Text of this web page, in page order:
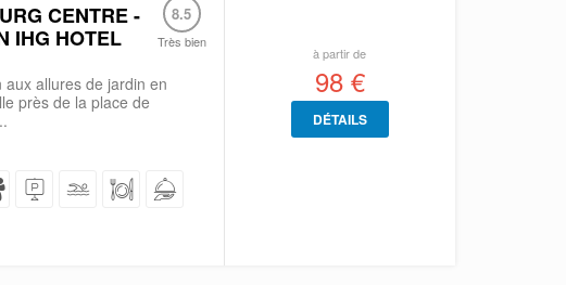
CENTRE -
IHG HOTEL
8.5
Très bien
allures de jardin en
près de la place de
à partir de
98 €
DÉTAILS